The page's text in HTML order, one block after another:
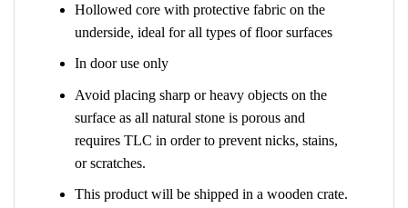
Hollowed core with protective fabric on the
underside, ideal for all types of floor surfaces
In door use only
Avoid placing sharp or heavy objects on the
surface as all natural stone is porous and
requires TLC in order to prevent nicks, stains,
or scratches.
This product will be shipped in a wooden crate.